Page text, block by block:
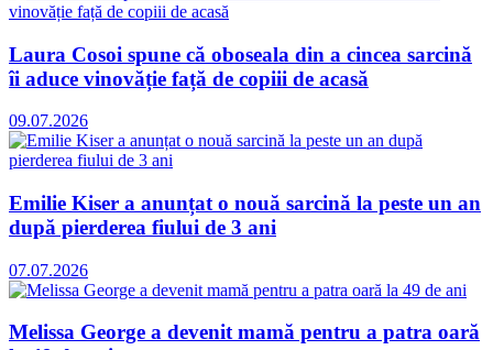
Laura Cosoi spune că oboseala din a cincea sarcină
îi aduce vinovăție față de copiii de acasă
09.07.2026
Emilie Kiser a anunțat o nouă sarcină la peste un an
după pierderea fiului de 3 ani
07.07.2026
Melissa George a devenit mamă pentru a patra oară